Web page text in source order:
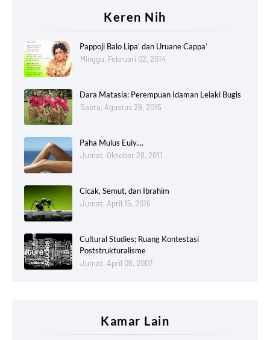
Keren Nih
Pappoji Balo Lipa’ dan Uruane Cappa’
Minggu, Februari 02, 2014
Dara Matasia: Perempuan Idaman Lelaki Bugis
Sabtu, Agustus 29, 2015
Paha Mulus Euiy....
Jumat, Oktober 28, 2011
Cicak, Semut, dan Ibrahim
Jumat, April 15, 2016
Cultural Studies; Ruang Kontestasi
Poststrukturalisme
Jumat, April 06, 2007
Kamar Lain